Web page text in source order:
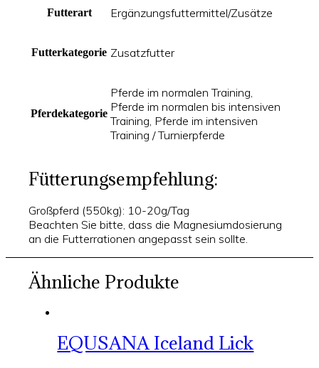
Futterart Ergänzungsfuttermittel/Zusätze
Futterkategorie Zusatzfutter
Pferdekategorie
Pferde im normalen Training,
Pferde im normalen bis intensiven
Training, Pferde im intensiven
Training / Turnierpferde
Fütterungsempfehlung:
Großpferd (550kg): 10-20g/Tag
Beachten Sie bitte, dass die Magnesiumdosierung
an die Futterrationen angepasst sein sollte.
Ähnliche Produkte
EQUSANA Iceland Lick